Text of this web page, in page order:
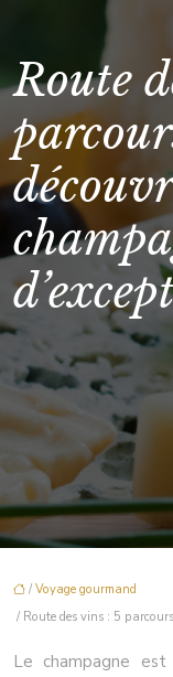
Route
/ Voyage gourmand
/ Route des vins : 5
Le champagne